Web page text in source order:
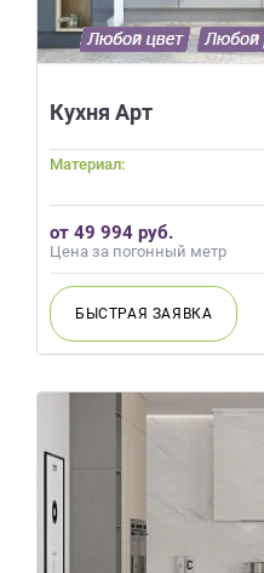
Кухня Арт
Материал:
от 49 994 руб.
Цена за погонный метр
БЫСТРАЯ ЗАЯВКА